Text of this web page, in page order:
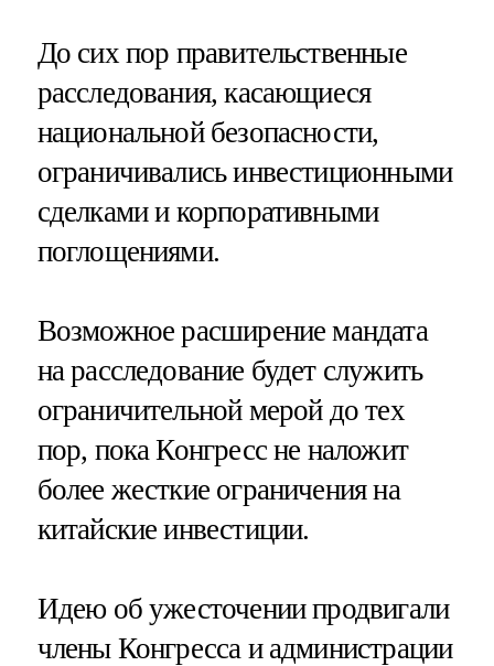
До сих пор правительственные
расследования, касающиеся
национальной безопасности,
ограничивались инвестиционными
сделками и корпоративными
поглощениями.
Возможное расширение мандата
на расследование будет служить
ограничительной мерой до тех
пор, пока Конгресс не наложит
более жесткие ограничения на
китайские инвестиции.
Идею об ужесточении продвигали
члены Конгресса и администрации